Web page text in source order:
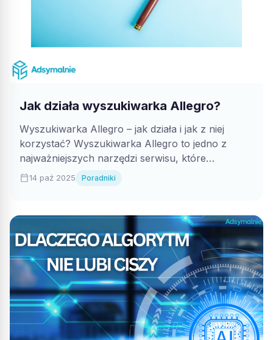
Jak działa wyszukiwarka Allegro?
Wyszukiwarka Allegro – jak działa i jak z niej
korzystać? Wyszukiwarka Allegro to jedno z
najważniejszych narzędzi serwisu, które
pozwala...
calendar_today14 paź 2025 Poradniki